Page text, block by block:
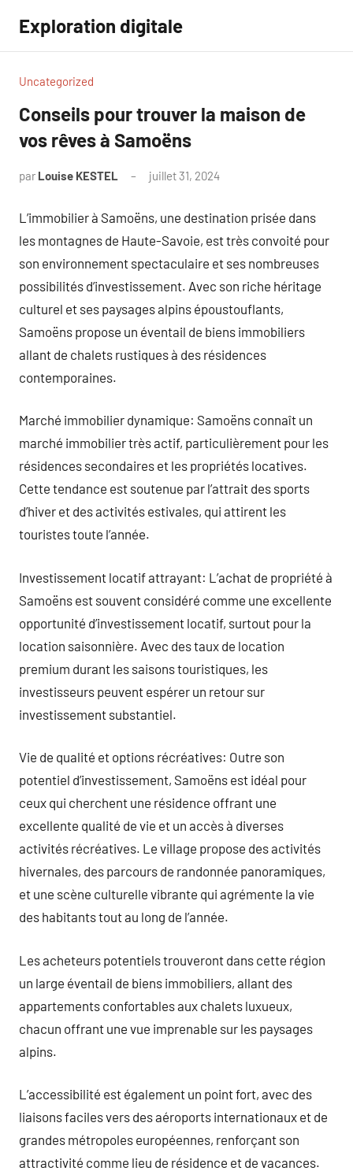
contenu
Exploration digitale
Uncategorized
Conseils pour trouver la maison de
vos rêves à Samoëns
par Louise KESTEL juillet 31, 2024
L’immobilier à Samoëns, une destination prisée dans
les montagnes de Haute-Savoie, est très convoité pour
son environnement spectaculaire et ses nombreuses
possibilités d’investissement. Avec son riche héritage
culturel et ses paysages alpins époustouflants,
Samoëns propose un éventail de biens immobiliers
allant de chalets rustiques à des résidences
contemporaines.
Marché immobilier dynamique: Samoëns connaît un
marché immobilier très actif, particulièrement pour les
résidences secondaires et les propriétés locatives.
Cette tendance est soutenue par l’attrait des sports
d’hiver et des activités estivales, qui attirent les
touristes toute l’année.
Investissement locatif attrayant: L’achat de propriété à
Samoëns est souvent considéré comme une excellente
opportunité d’investissement locatif, surtout pour la
location saisonnière. Avec des taux de location
premium durant les saisons touristiques, les
investisseurs peuvent espérer un retour sur
investissement substantiel.
Vie de qualité et options récréatives: Outre son
potentiel d’investissement, Samoëns est idéal pour
ceux qui cherchent une résidence offrant une
excellente qualité de vie et un accès à diverses
activités récréatives. Le village propose des activités
hivernales, des parcours de randonnée panoramiques,
et une scène culturelle vibrante qui agrémente la vie
des habitants tout au long de l’année.
Les acheteurs potentiels trouveront dans cette région
un large éventail de biens immobiliers, allant des
appartements confortables aux chalets luxueux,
chacun offrant une vue imprenable sur les paysages
alpins.
L’accessibilité est également un point fort, avec des
liaisons faciles vers des aéroports internationaux et de
grandes métropoles européennes, renforçant son
attractivité comme lieu de résidence et de vacances.